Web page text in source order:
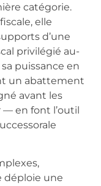
catégorie.
elle
d’une
privilégié au-
puissance en
un abattement
avant les
en font l’outil
déploie une